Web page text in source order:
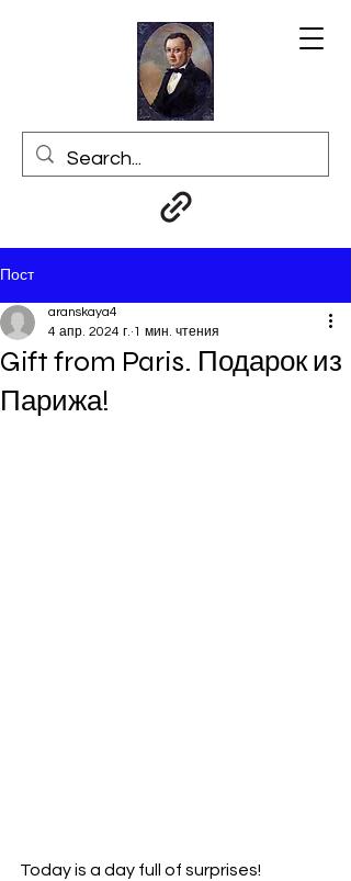
Пост
Gift from Paris. Подарок из
Парижа!
aranskaya4
4 апр. 2024 г. 1 мин. чтения
Today is a day full of surprises!